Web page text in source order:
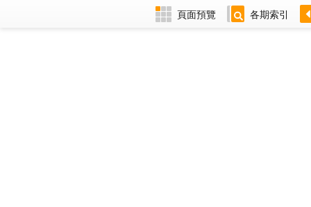
頁面預覽 各期索引